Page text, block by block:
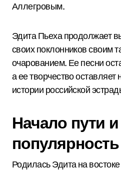
Аллегровым.
Эдита Пьеха продолжает
своих поклонников своим
очарованием. Ее песни
а ее творчество
истории российской
Начало пути и
популярность
Родилась Эдита на